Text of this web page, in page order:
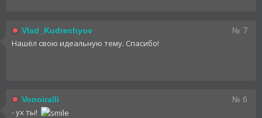
Vlad_Kudrechyov № 7
Нашёл свою идеальную тему. Спасибо!
Vonoiralli № 6
- ух ты!